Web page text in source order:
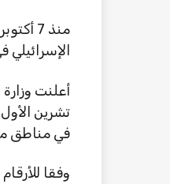
الإسرائيلي في الضفة
أعلنت
في مناطق